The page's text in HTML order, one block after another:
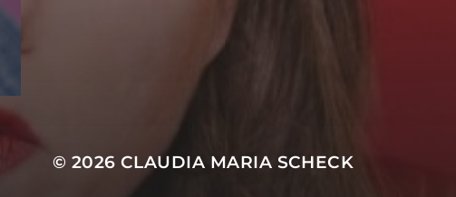
© 2026 CLAUDIA MARIA SCHECK